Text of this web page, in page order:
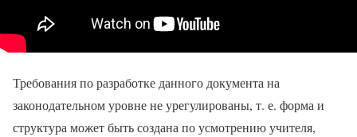
Требования по разработке данного документа на
законодательном уровне не урегулированы, т. е. форма и
структура может быть создана по усмотрению учителя,